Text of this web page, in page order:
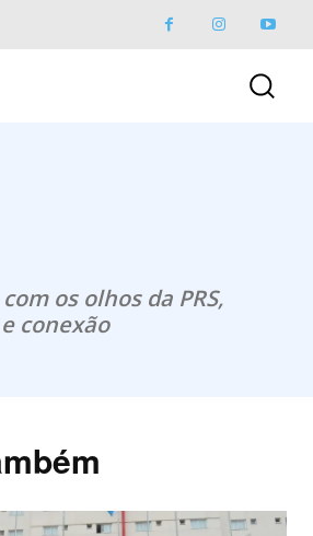
os olhos da PRS,
conexão